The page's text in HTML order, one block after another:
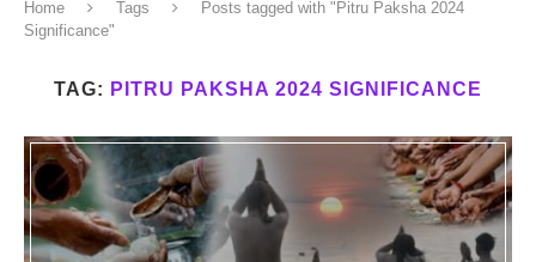
Home Tags
Posts tagged with "Pitru Paksha 2024
Significance"
TAG: PITRU PAKSHA 2024 SIGNIFICANCE